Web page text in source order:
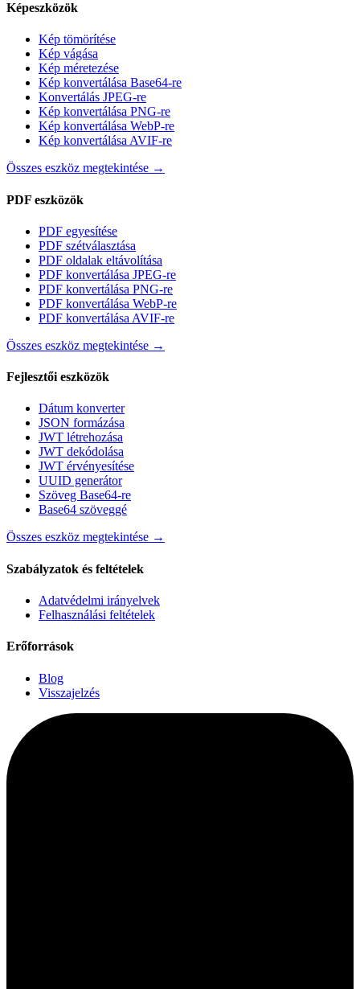
Képeszközök
Kép tömörítése
Kép vágása
Kép méretezése
Kép konvertálása Base64-re
Konvertálás JPEG-re
Kép konvertálása PNG-re
Kép konvertálása WebP-re
Kép konvertálása AVIF-re
Összes eszköz megtekintése →
PDF eszközök
PDF egyesítése
PDF szétválasztása
PDF oldalak eltávolítása
PDF konvertálása JPEG-re
PDF konvertálása PNG-re
PDF konvertálása WebP-re
PDF konvertálása AVIF-re
Összes eszköz megtekintése →
Fejlesztői eszközök
Dátum konverter
JSON formázása
JWT létrehozása
JWT dekódolása
JWT érvényesítése
UUID generátor
Szöveg Base64-re
Base64 szöveggé
Összes eszköz megtekintése →
Szabályzatok és feltételek
Adatvédelmi irányelvek
Felhasználási feltételek
Erőforrások
Blog
Visszajelzés